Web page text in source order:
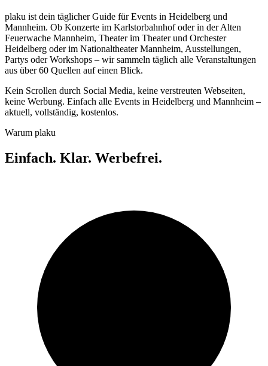
plaku ist dein täglicher Guide für Events in Heidelberg und
Mannheim. Ob Konzerte im Karlstorbahnhof oder in der Alten
Feuerwache Mannheim, Theater im Theater und Orchester
Heidelberg oder im Nationaltheater Mannheim, Ausstellungen,
Partys oder Workshops – wir sammeln täglich alle Veranstaltungen
aus über 60 Quellen auf einen Blick.
Kein Scrollen durch Social Media, keine verstreuten Webseiten,
keine Werbung. Einfach alle Events in Heidelberg und Mannheim –
aktuell, vollständig, kostenlos.
Warum plaku
Einfach. Klar. Werbefrei.